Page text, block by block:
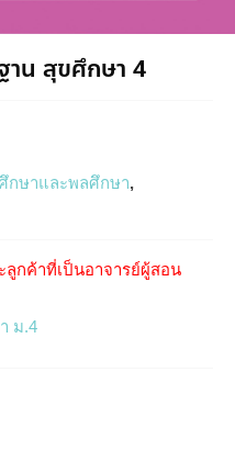
าน สุขศึกษา 4
กษาและพลศึกษา,
กค้าที่เป็นอาจารย์ผู้สอน
ม.4